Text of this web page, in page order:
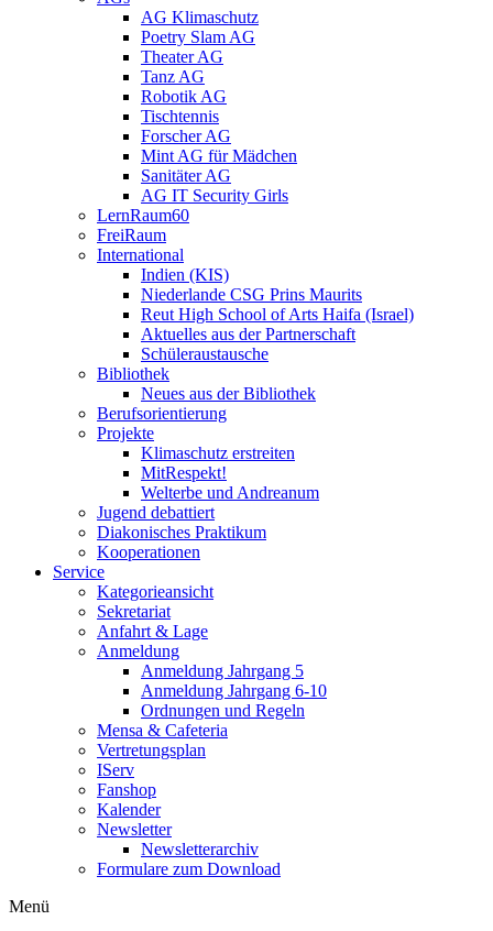
AG Klimaschutz
Poetry Slam AG
Theater AG
Tanz AG
Robotik AG
Tischtennis
Forscher AG
Mint AG für Mädchen
Sanitäter AG
AG IT Security Girls
LernRaum60
FreiRaum
International
Indien (KIS)
Niederlande CSG Prins Maurits
Reut High School of Arts Haifa (Israel)
Aktuelles aus der Partnerschaft
Schüleraustausche
Bibliothek
Neues aus der Bibliothek
Berufsorientierung
Projekte
Klimaschutz erstreiten
MitRespekt!
Welterbe und Andreanum
Jugend debattiert
Diakonisches Praktikum
Kooperationen
Service
Kategorieansicht
Sekretariat
Anfahrt & Lage
Anmeldung
Anmeldung Jahrgang 5
Anmeldung Jahrgang 6-10
Ordnungen und Regeln
Mensa & Cafeteria
Vertretungsplan
IServ
Fanshop
Kalender
Newsletter
Newsletterarchiv
Formulare zum Download
Menü